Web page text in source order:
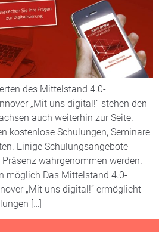
des Mittelstand 4.0-
„Mit uns digital!“ stehen den
auch weiterhin zur Seite.
kostenlose Schulungen, Seminare
Einige Schulungsangebote
wahrgenommen werden.
möglich Das Mittelstand 4.0-
„Mit uns digital!“ ermöglicht
[…]